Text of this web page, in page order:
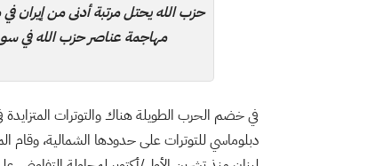
حزب الله يحتل مرتبة أدنى من إيران
مهاجمة عناصر حزب الله في
في خضم الحرب الطويلة هناك والتوترات
دبلوماسي للتوترات على حدودها الشمالية،